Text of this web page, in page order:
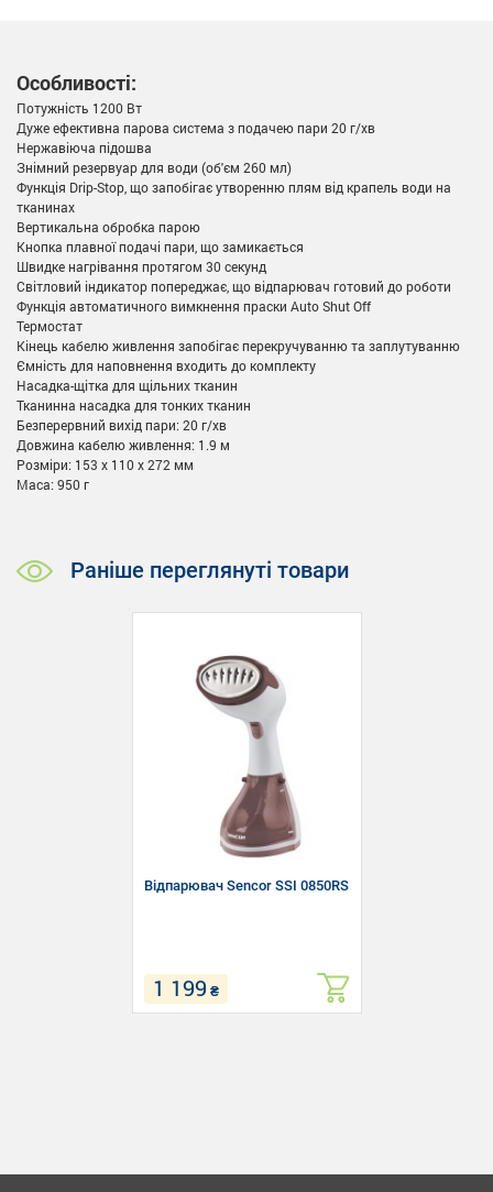
Особливості:
Потужність 1200 Вт
Дуже ефективна парова система з подачею пари 20 г/хв
Нержавіюча підошва
Знімний резервуар для води (об'єм 260 мл)
Функція Drip-Stop, що запобігає утворенню плям від крапель води на
тканинах
Вертикальна обробка парою
Кнопка плавної подачі пари, що замикається
Швидке нагрівання протягом 30 секунд
Світловий індикатор попереджає, що відпарювач готовий до роботи
Функція автоматичного вимкнення праски Auto Shut Off
Термостат
Кінець кабелю живлення запобігає перекручуванню та заплутуванню
Ємність для наповнення входить до комплекту
Насадка-щітка для щільних тканин
Тканинна насадка для тонких тканин
Безперервний вихід пари: 20 г/хв
Довжина кабелю живлення: 1.9 м
Розміри: 153 х 110 х 272 мм
Маса: 950 г
Раніше переглянуті товари
Відпарювач Sencor SSI 0850RS
1 199 ₴